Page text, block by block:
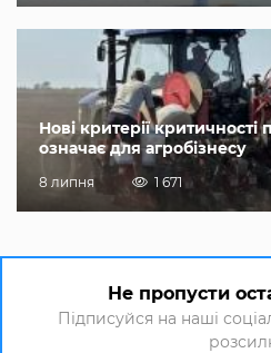
Нові критерії
означає для агробізнесу
8 липня 1 671
Не пропусти
Підписуйся на наші